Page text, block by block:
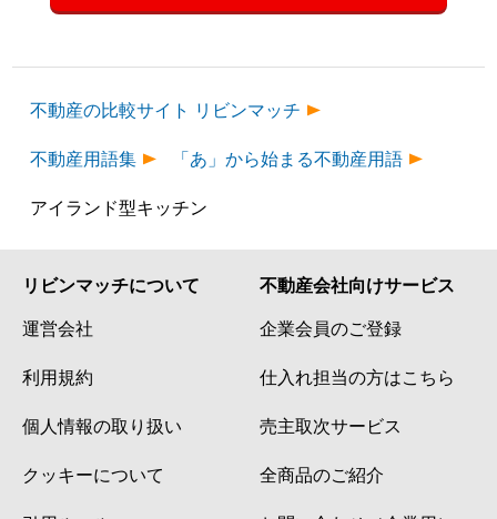
不動産の比較サイト リビンマッチ
不動産用語集
「あ」から始まる不動産用語
アイランド型キッチン
リビンマッチについて
運営会社
利用規約
個人情報の取り扱い
クッキーについて
不動産会社向けサービス
企業会員のご登録
仕入れ担当の方はこちら
売主取次サービス
全商品のご紹介